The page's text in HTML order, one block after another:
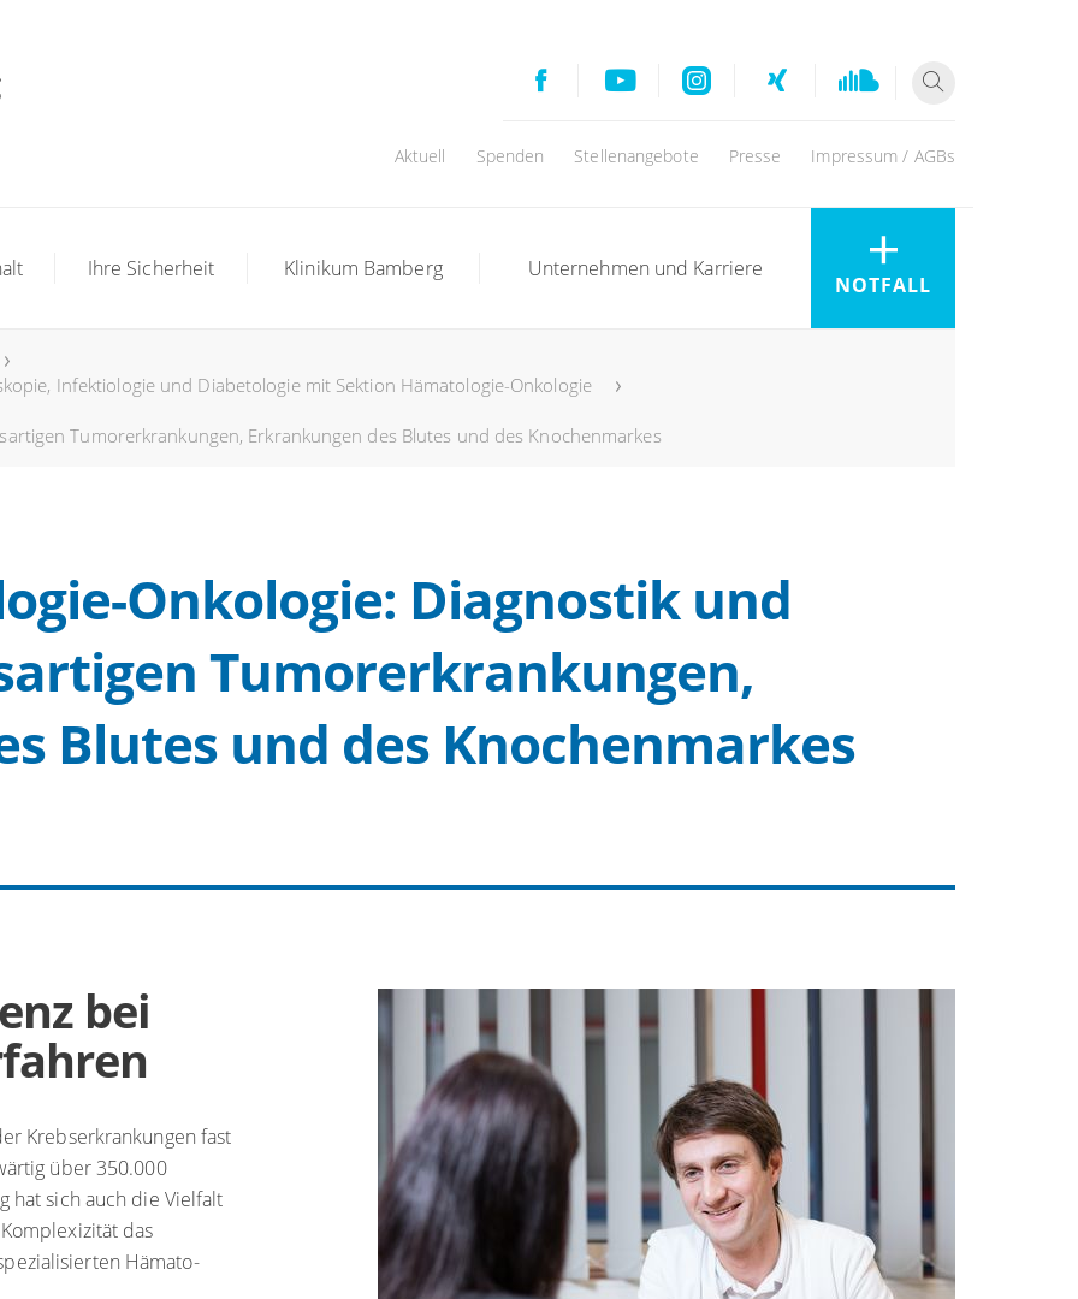
Aktuell Spenden Stellenangebote Presse Impressum / AGBs
Ihre Sicherheit Klinikum Bamberg Unternehmen und Karriere
NOTFALL
Infektiologie und Diabetologie mit Sektion Hämatologie-Onkologie
Tumorerkrankungen, Erkrankungen des Blutes und des Knochenmarkes
Onkologie: Diagnostik und
Tumorerkrankungen,
Blutes und des Knochenmarkes
bei
Krebserkrankungen fast
über 350.000
hat sich auch die Vielfalt
das
Hämato-